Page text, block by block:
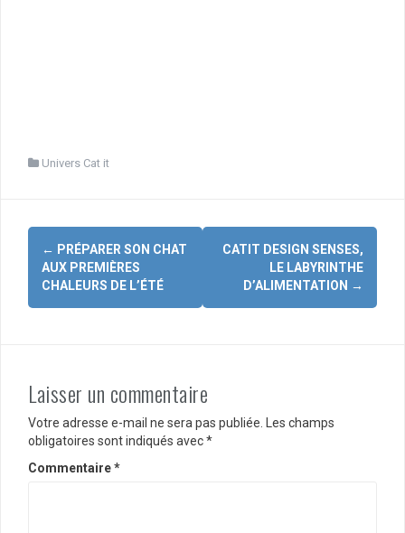
Univers Cat it
Navigation
d'article
← PRÉPARER SON CHAT
AUX PREMIÈRES
CHALEURS DE L’ÉTÉ
CATIT DESIGN SENSES,
LE LABYRINTHE
D’ALIMENTATION →
Laisser un commentaire
Votre adresse e-mail ne sera pas publiée. Les champs
obligatoires sont indiqués avec*
Commentaire*